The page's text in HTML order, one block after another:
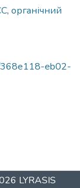
, органічний
eb02-
LYRASIS